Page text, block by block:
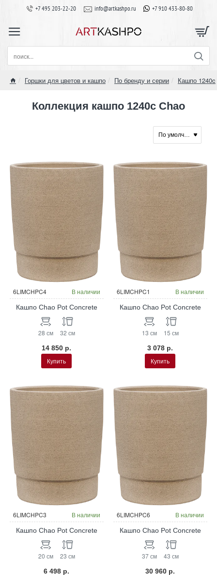
+7 495 203-22-20 info@artkashpo.ru +7 910 433-80-80
поиск...
Горшки для цветов и кашпо По бренду и серии Кашпо 1240c
Коллекция кашпо 1240c Chao
6LIMCHPC4 В наличии
Кашпо Chao Pot Concrete
28 см 32 см
14 850 р.
Купить
6LIMCHPC1 В наличии
Кашпо Chao Pot Concrete
13 см 15 см
3 078 р.
Купить
6LIMCHPC3 В наличии
Кашпо Chao Pot Concrete
20 см 23 см
6 498 р.
6LIMCHPC6 В наличии
Кашпо Chao Pot Concrete
37 см 43 см
30 960 р.